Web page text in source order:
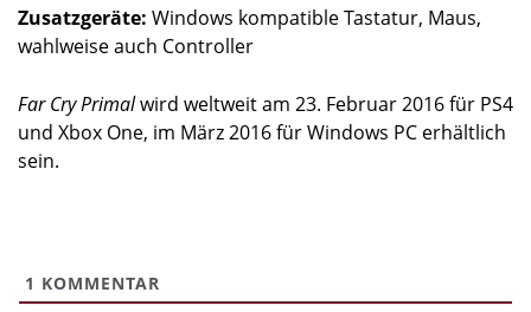
Zusatzgeräte: Windows kompatible Tastatur, Maus,
wahlweise auch Controller
Far Cry Primalwird weltweit am 23. Februar 2016 für PS4
und Xbox One, im März 2016 für Windows PC erhältlich
sein.
1 KOMMENTAR